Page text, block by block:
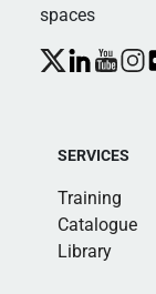
spaces
SERVICES
Training
Catalogue
Library